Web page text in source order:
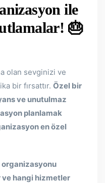
ile
🎂
olan sevginizi ve
bir fırsattır. Özel bir
ve unutulmaz
planlamak
en özel
hangi hizmetler